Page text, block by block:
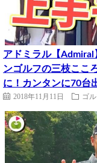
アドミラル【
ンゴルフの三枝ここ
に！カンタンに70台
2018年11月11日 ゴ